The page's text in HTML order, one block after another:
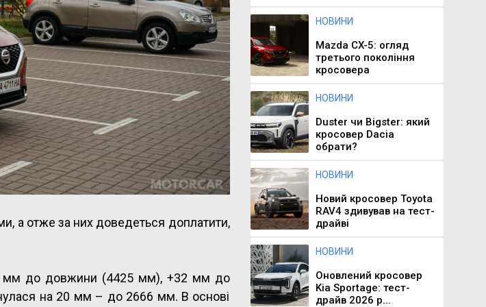
а отже за них доведеться доплатити,
мм до довжини (4425 мм), +32 мм до
на 20 мм – до 2666 мм. В основі
НОВИНИ
Mazda CX-5: огляд
третього покоління
кросовера
НОВИНИ
Duster чи Bigster: який
кросовер Dacia
обрати?
НОВИНИ
Новий кросовер Toyota
RAV4 здивував на тест-
драйві
НОВИНИ
Оновлений кросовер
Kia Sportage: тест-
драйв 2026 р...